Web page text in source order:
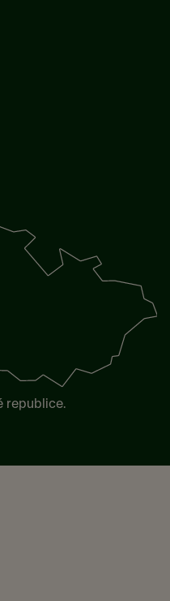
republice.